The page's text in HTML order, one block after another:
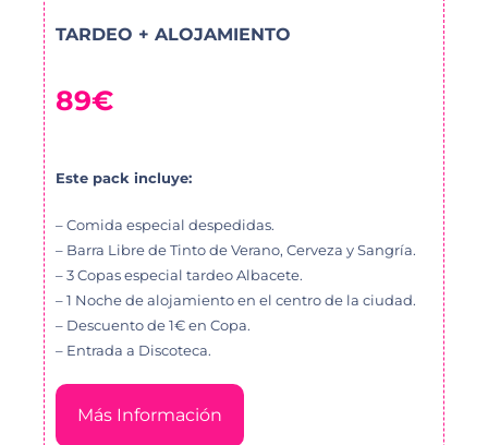
TARDEO + ALOJAMIENTO
89€
Este pack incluye:
– Comida especial despedidas.
– Barra Libre de Tinto de Verano, Cerveza y Sangría.
– 3 Copas especial tardeo Albacete.
– 1 Noche de alojamiento en el centro de la ciudad.
– Descuento de 1€ en Copa.
– Entrada a Discoteca.
Más Información